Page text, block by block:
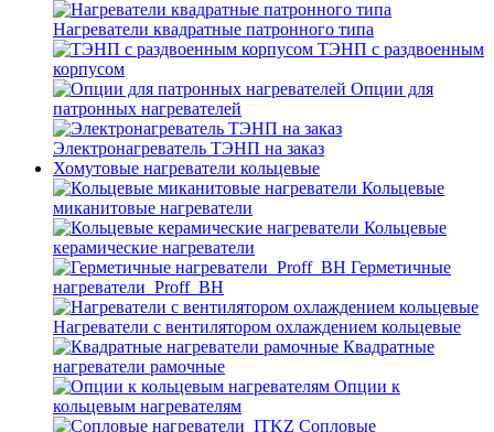
Нагреватели квадратные патронного типа
ТЭНП с раздвоенным
корпусом
Опции для
патронных нагревателей
Электронагреватель ТЭНП на заказ
Хомутовые нагреватели кольцевые
Кольцевые
миканитовые нагреватели
Кольцевые
керамические нагреватели
Герметичные
нагреватели_Proff_BH
Нагреватели с вентилятором охлаждением кольцевые
Квадратные
нагреватели рамочные
Опции к
кольцевым нагревателям
Cопловые